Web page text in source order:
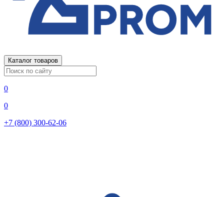
Каталог товаров
0
0
+7 (800) 300-62-06